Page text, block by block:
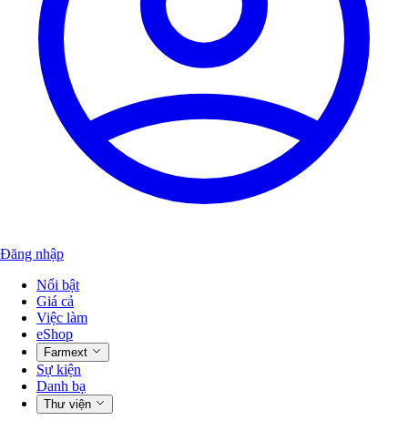
Đăng nhập
Nổi bật
Giá cả
Việc làm
eShop
Farmext
Sự kiện
Danh bạ
Thư viện